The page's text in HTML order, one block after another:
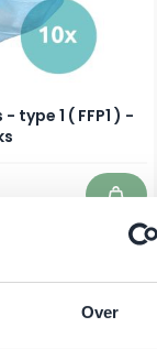
Over
type 1 ( FFP1 ) -